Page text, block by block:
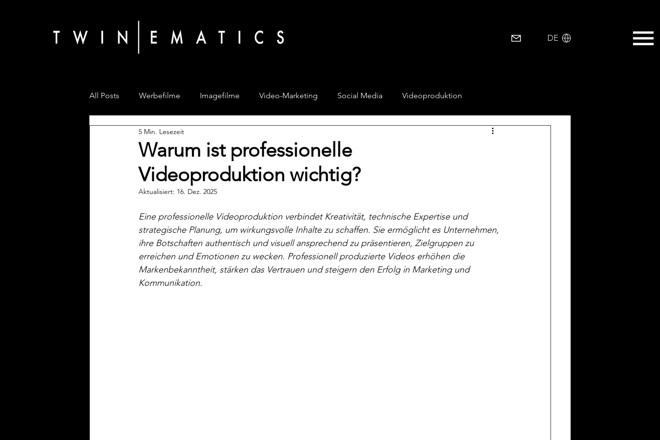
EN
DE
All Posts Werbefilme Imagefilme Video-Marketing Social Media Videoproduktion
Warum ist professionelle
Videoproduktion wichtig?
5 Min. Lesezeit
Aktualisiert: 16. Dez. 2025
Eine professionelle Videoproduktion verbindet Kreativität, technische Expertise und
strategische Planung, um wirkungsvolle Inhalte zu schaffen. Sie ermöglicht es Unternehmen,
ihre Botschaften authentisch und visuell ansprechend zu präsentieren, Zielgruppen zu
erreichen und Emotionen zu wecken. Professionell produzierte Videos erhöhen die
Markenbekanntheit, stärken das Vertrauen und steigern den Erfolg in Marketing und
Kommunikation.